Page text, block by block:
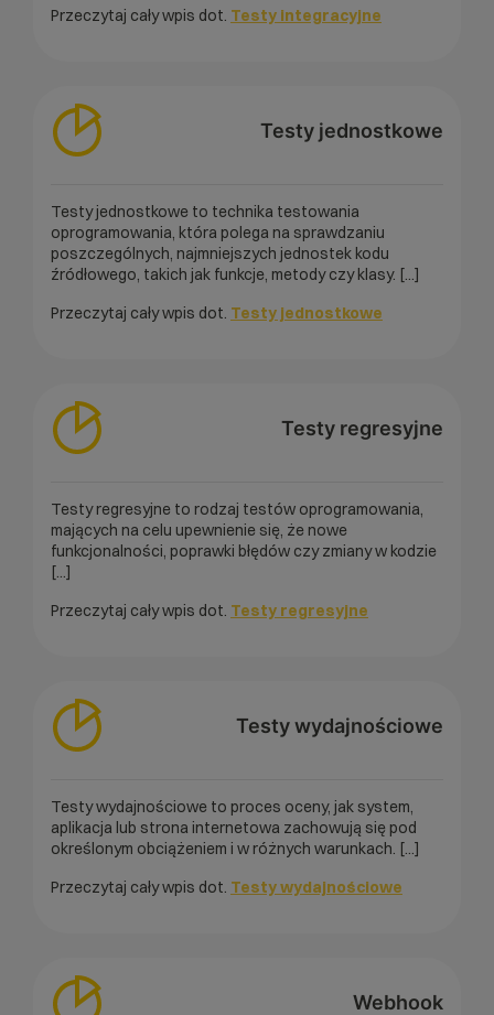
Przeczytaj cały wpis dot. Testy integracyjne
Testy jednostkowe
Testy jednostkowe to technika testowania
oprogramowania, która polega na sprawdzaniu
poszczególnych, najmniejszych jednostek kodu
źródłowego, takich jak funkcje, metody czy klasy. [...]
Przeczytaj cały wpis dot. Testy jednostkowe
Testy regresyjne
Testy regresyjne to rodzaj testów oprogramowania,
mających na celu upewnienie się, że nowe
funkcjonalności, poprawki błędów czy zmiany w kodzie
[...]
Przeczytaj cały wpis dot. Testy regresyjne
Testy wydajnościowe
Testy wydajnościowe to proces oceny, jak system,
aplikacja lub strona internetowa zachowują się pod
określonym obciążeniem i w różnych warunkach. [...]
Przeczytaj cały wpis dot. Testy wydajnościowe
Webhook